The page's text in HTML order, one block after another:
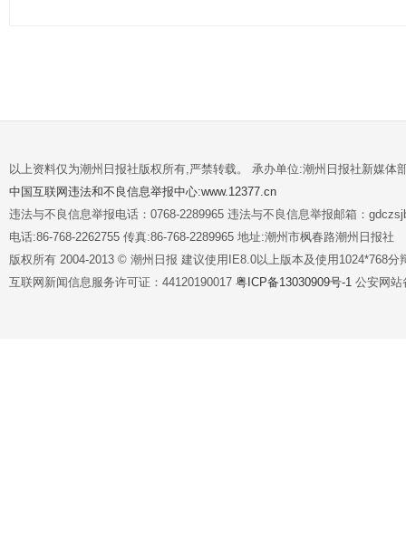
以上资料仅为潮州日报社版权所有,严禁转载。 承办单位:潮州日报社新媒体
中国互联网违法和不良信息举报中心:www.12377.cn
违法与不良信息举报电话：0768-2289965 违法与不良信息举报邮箱：
电话:86-768-2262755 传真:86-768-2289965 地址:潮州市枫春路潮州日报社
版权所有 2004-2013 © 潮州日报 建议使用IE8.0以上版本及使用1024*768分
互联网新闻信息服务许可证：44120190017 粤ICP备13030909号-1 公安网站